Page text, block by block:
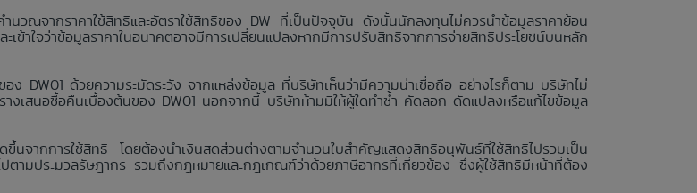
นวณจากราคาใช้สิทธิและอัตราใช้สิทธิของ DW ที่เป็นปัจจุบัน ดังนั้นนักลงทุนไม่ควรนำข้อมูลราคาย้อน
ใจว่าข้อมูลราคาในอนาคตอาจมีการเปลี่ยนแปลงหากมีการปรับสิทธิจากการจ่ายสิทธิประโยชน์บนหลัก
ง DW01 ด้วยความระมัดระวัง จากแหล่งข้อมูล ที่บริษัทเห็นว่ามีความน่าเชื่อถือ อย่างไรก็ตาม บริษัทไม่
งเสนอซื้อคืนเบื้องต้นของ DW01 นอกจากนี้ บริษัทห้ามมิให้ผู้ใดทำซ้ำ คัดลอก ดัดแปลงหรือแก้ไขข้อมูล
จากการใช้สิทธิ โดยต้องนำเงินสดส่วนต่างตามจำนวนใบสำคัญแสดงสิทธิอนุพันธ์ที่ใช้สิทธิไปรวมเป็น
ตามประมวลรัษฎากร รวมถึงกฎหมายและกฎเกณฑ์ว่าด้วยภาษีอากรที่เกี่ยวข้อง ซึ่งผู้ใช้สิทธิมีหน้าที่ต้อง